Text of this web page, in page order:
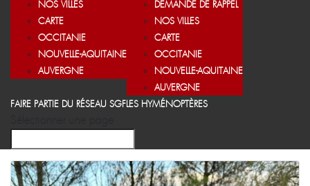
NOS VILLES
CARTE
OCCITANIE
NOUVELLE-AQUITAINE
AUVERGNE
DEMANDE DE RAPPEL
NOS VILLES
CARTE
OCCITANIE
NOUVELLE-AQUITAINE
AUVERGNE
FAIRE PARTIE DU RÉSEAU SGFLES HYMÉNOPTÈRES